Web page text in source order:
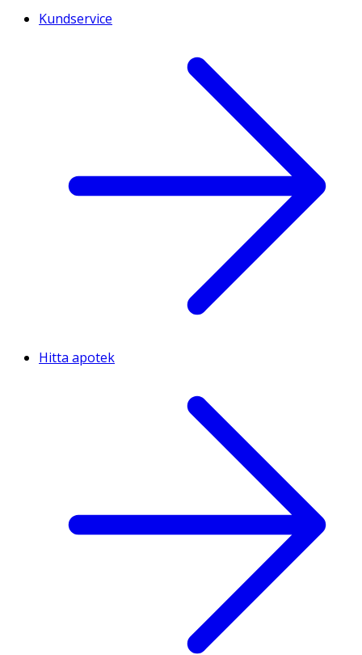
Kundservice
Hitta apotek